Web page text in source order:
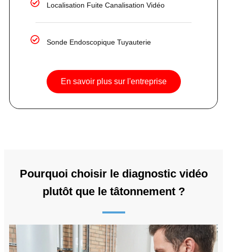
Localisation Fuite Canalisation Vidéo
Sonde Endoscopique Tuyauterie
En savoir plus sur l'entreprise
Pourquoi choisir le diagnostic vidéo
plutôt que le tâtonnement ?